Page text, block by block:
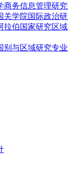
商务信息管理研
关学院国际政治
拉伯国家研究区
别与区域研究专